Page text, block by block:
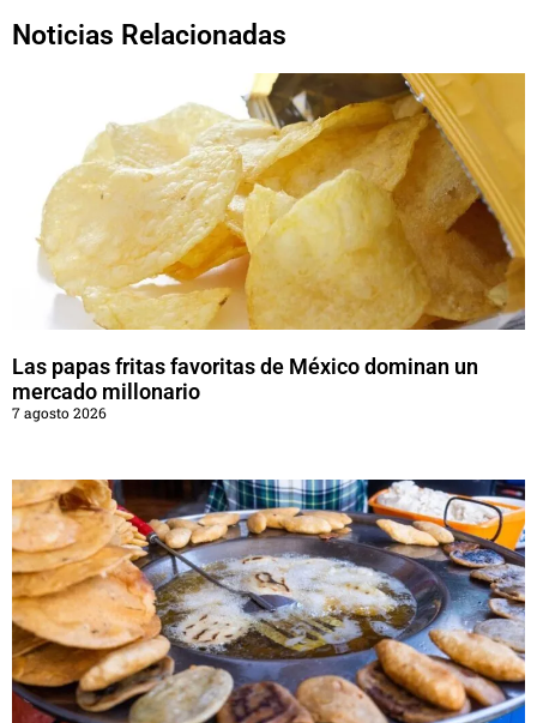
Noticias Relacionadas
Las papas fritas favoritas de México dominan un
mercado millonario
7 agosto 2026